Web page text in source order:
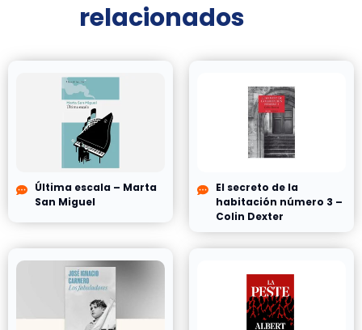
relacionados
Última escala – Marta
San Miguel
El secreto de la
habitación número 3 –
Colin Dexter